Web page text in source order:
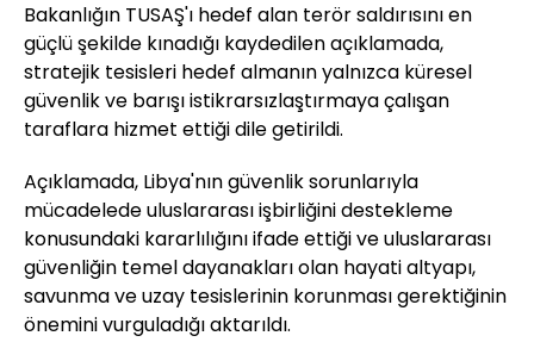
Bakanlığın TUSAŞ'ı hedef alan terör saldırısını en
güçlü şekilde kınadığı kaydedilen açıklamada,
stratejik tesisleri hedef almanın yalnızca küresel
güvenlik ve barışı istikrarsızlaştırmaya çalışan
taraflara hizmet ettiği dile getirildi.
Açıklamada, Libya'nın güvenlik sorunlarıyla
mücadelede uluslararası işbirliğini destekleme
konusundaki kararlılığını ifade ettiği ve uluslararası
güvenliğin temel dayanakları olan hayati altyapı,
savunma ve uzay tesislerinin korunması gerektiğinin
önemini vurguladığı aktarıldı.